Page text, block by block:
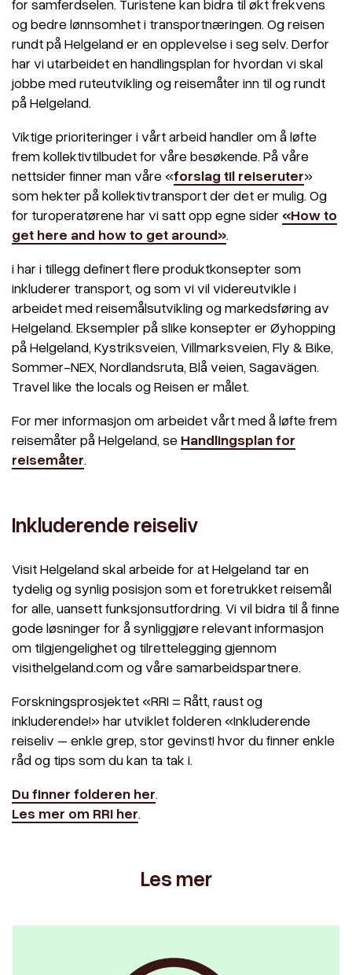
for samferdselen. Turistene kan bidra til økt frekvens
og bedre lønnsomhet i transportnæringen. Og reisen
rundt på Helgeland er en opplevelse i seg selv. Derfor
har vi utarbeidet en handlingsplan for hvordan vi skal
jobbe med ruteutvikling og reisemåter inn til og rundt
på Helgeland.
Viktige prioriteringer i vårt arbeid handler om å løfte
frem kollektivtilbudet for våre besøkende. På våre
nettsider finner man våre «forslag til reiseruter»
som hekter på kollektivtransport der det er mulig. Og
for turoperatørene har vi satt opp egne sider «How to
get here and how to get around».
i har i tillegg definert flere produktkonsepter som
inkluderer transport, og som vi vil videreutvikle i
arbeidet med reisemålsutvikling og markedsføring av
Helgeland. Eksempler på slike konsepter er Øyhopping
på Helgeland, Kystriksveien, Villmarksveien, Fly & Bike,
Sommer-NEX, Nordlandsruta, Blå veien, Sagavägen.
Travel like the locals og Reisen er målet.
For mer informasjon om arbeidet vårt med å løfte frem
reisemåter på Helgeland, se Handlingsplan for
reisemåter.
Inkluderende reiseliv
Visit Helgeland skal arbeide for at Helgeland tar en
tydelig og synlig posisjon som et foretrukket reisemål
for alle, uansett funksjonsutfordring. Vi vil bidra til å finne
gode løsninger for å synliggjøre relevant informasjon
om tilgjengelighet og tilrettelegging gjennom
visithelgeland.com og våre samarbeidspartnere.
Forskningsprosjektet «RRI = Rått, raust og
inkluderende!» har utviklet folderen «Inkluderende
reiseliv – enkle grep, stor gevinst! hvor du finner enkle
råd og tips som du kan ta tak i.
Du finner folderen her.
Les mer om RRI her.
Les mer